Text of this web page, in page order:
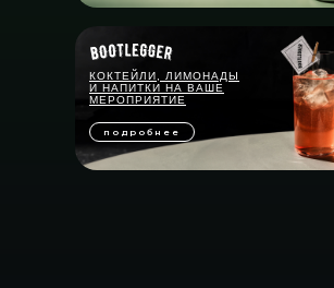
КОКТЕЙЛИ, ЛИМОНАДЫ
И НАПИТКИ НА ВАШЕ
МЕРОПРИЯТИЕ
подробнее